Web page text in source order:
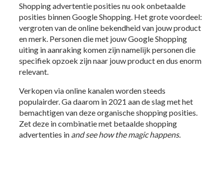
Shopping advertentie posities nu ook onbetaalde
posities binnen Google Shopping. Het grote voordeel:
vergroten van de online bekendheid van jouw product
en merk. Personen die met jouw Google Shopping
uiting in aanraking komen zijn namelijk personen die
specifiek opzoek zijn naar jouw product en dus enorm
relevant.
Verkopen via online kanalen worden steeds
populairder. Ga daarom in 2021 aan de slag met het
bemachtigen van deze organische shopping posities.
Zet deze in combinatie met betaalde shopping
advertenties in and see how the magic happens.